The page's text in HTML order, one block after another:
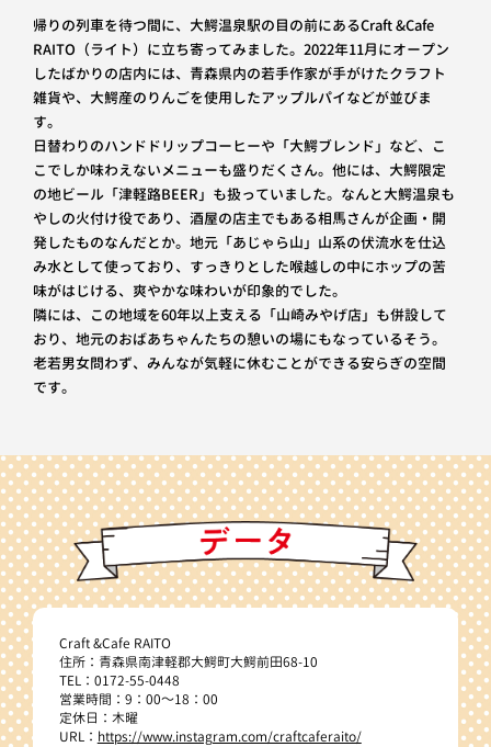
帰りの列車を待つ間に、大鰐温泉駅の目の前にあるCraft &Cafe
RAITO（ライト）に立ち寄ってみました。2022年11月にオープン
したばかりの店内には、青森県内の若手作家が手がけたクラフト
雑貨や、大鰐産のりんごを使用したアップルパイなどが並びま
す。
日替わりのハンドドリップコーヒーや「大鰐ブレンド」など、こ
こでしか味わえないメニューも盛りだくさん。他には、大鰐限定
の地ビール「津軽路BEER」も扱っていました。なんと大鰐温泉も
やしの火付け役であり、酒屋の店主でもある相馬さんが企画・開
発したものなんだとか。地元「あじゃら山」山系の伏流水を仕込
み水として使っており、すっきりとした喉越しの中にホップの苦
味がはじける、爽やかな味わいが印象的でした。
隣には、この地域を60年以上支える「山崎みやげ店」も併設して
おり、地元のおばあちゃんたちの憩いの場にもなっているそう。
老若男女問わず、みんなが気軽に休むことができる安らぎの空間
です。
Craft &Cafe RAITO
住所：青森県南津軽郡大鰐町大鰐前田68-10
TEL：0172-55-0448
営業時間：9：00～18：00
定休日：木曜
URL： https://www.instagram.com/craftcaferaito/